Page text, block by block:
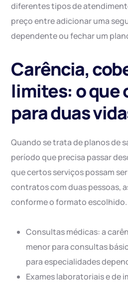
diferentes tipos de
preço entre adicionar uma
dependente ou fechar um
Carência,
limites: o que
para duas
Quando se trata de planos de
período que precisa passar
que certos serviços possam
contratos com duas pessoas,
conforme o formato
Consultas médicas: a
menor para consultas
para especialidades
Exames laboratoriais e de